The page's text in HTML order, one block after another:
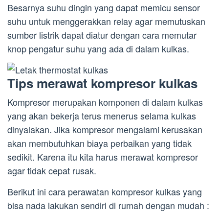
Besarnya suhu dingin yang dapat memicu sensor
suhu untuk menggerakkan relay agar memutuskan
sumber listrik dapat diatur dengan cara memutar
knop pengatur suhu yang ada di dalam kulkas.
Tips merawat kompresor kulkas
Kompresor merupakan komponen di dalam kulkas
yang akan bekerja terus menerus selama kulkas
dinyalakan. Jika kompresor mengalami kerusakan
akan membutuhkan biaya perbaikan yang tidak
sedikit. Karena itu kita harus merawat kompresor
agar tidak cepat rusak.
Berikut ini cara perawatan kompresor kulkas yang
bisa nada lakukan sendiri di rumah dengan mudah :